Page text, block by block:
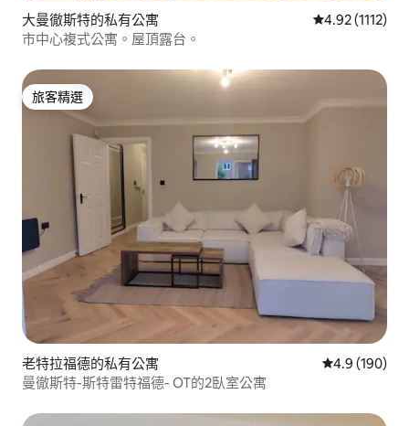
大曼徹斯特的私有公寓 從 1112 則評價
4.92 (1112)
市中心複式公寓。屋頂露台。
旅客精選
旅客精選
老特拉福德的私有公寓 從 190 則評
4.9 (190)
曼徹斯特-斯特雷特福德- OT的2臥室公寓